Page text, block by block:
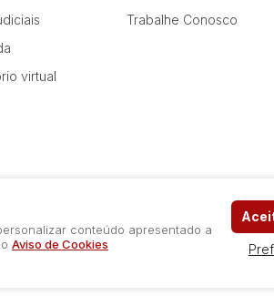
virtual
Trabalhe Conosco
Aviso de Cookies Termos de
conteúdo apresentado a
Aviso de Cookies